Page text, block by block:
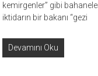
kemirgenler” gibi
iktidarın bir bakanı “gezi
Devamını Oku